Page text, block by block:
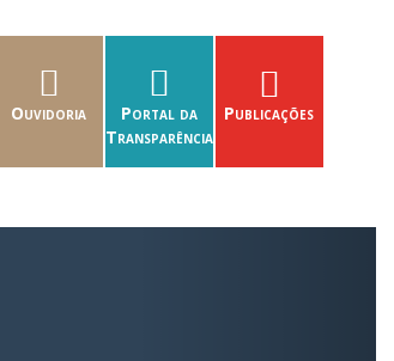
Ouvidoria
Portal da
Transparência
Publicações